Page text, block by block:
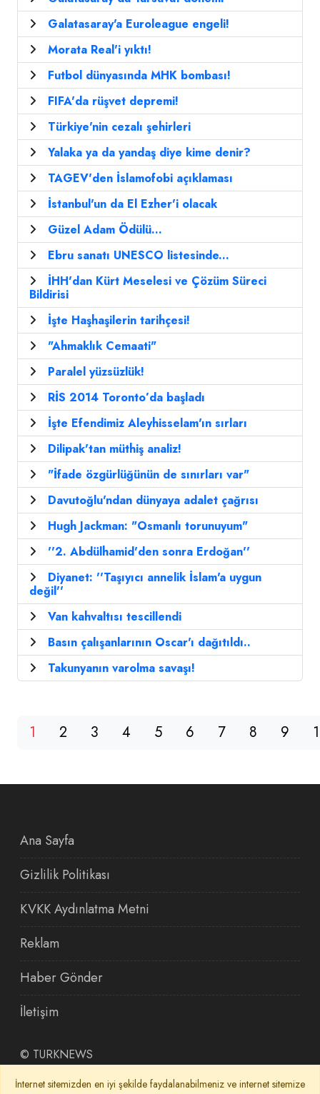
Galatasaray'a Euroleague engeli!
Morata Real'i yıktı!
Futbol dünyasında MHK bombası!
FIFA'da rüşvet depremi!
Türkiye'nin cezalı şehirleri
Yalaka ya da yandaş diye kime denir?
TAGEV'den İslamofobi açıklaması
İstanbul'un da El Ezher'i olacak
Güzel Adam Ödülü...
Ebru sanatı UNESCO listesinde...
İHH'dan Kürt Meselesi ve Çözüm Süreci
Bildirisi
İşte Haşhaşilerin tarihçesi!
"Ahmaklık Cemaati"
Paralel yüzsüzlük!
RİS 2014 Toronto’da başladı
İşte Efendimiz Aleyhisselam'ın sırları
Dilipak'tan müthiş analiz!
"İfade özgürlüğünün de sınırları var"
Davutoğlu'ndan dünyaya adalet çağrısı
Hugh Jackman: "Osmanlı torunuyum"
''2. Abdülhamid'den sonra Erdoğan''
Diyanet: ''Taşıyıcı annelik İslam'a uygun
değil''
Van kahvaltısı tescillendi
Basın çalışanlarının Oscar'ı dağıtıldı..
Takunyanın varolma savaşı!
1 2 3 4 5 6 7 8 9
Ana Sayfa
Gizlilik Politikası
KVKK Aydınlatma Metni
Reklam
Haber Gönder
İletişim
© TURKNEWS
İnternet sitemizden en iyi şekilde faydalanabilmeniz ve internet sitemize